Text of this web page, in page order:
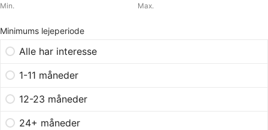
Min. Max.
Minimums lejeperiode
Alle har interesse
1-11 måneder
12-23 måneder
24+ måneder